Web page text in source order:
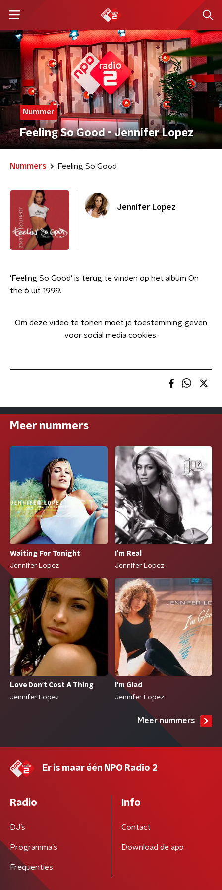
Nummer
Feeling So Good - Jennifer Lopez
Nummers Feeling So Good
Jennifer Lopez
'Feeling So Good' is terug te vinden op het album On
the 6 uit 1999.
Om deze video te tonen moet je toestemming geven
voor social media cookies.
Meer nummers
Waiting For Tonight
Jennifer Lopez
I'm Real
Jennifer Lopez
Love Don't Cost A Thing
Jennifer Lopez
I'm Glad
Jennifer Lopez
Meer nummers
Er is maar één NPO Radio 2
Radio
DJ’s
Programma's
Frequenties
Info
Contact
Download de app